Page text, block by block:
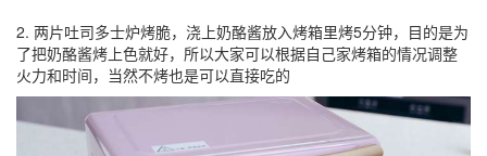
2. 两片吐司多士炉烤脆，浇上奶酪酱放入烤箱里烤5分钟，目的是为
了把奶酪酱烤上色就好，所以大家可以根据自己家烤箱的情况调整
火力和时间，当然不烤也是可以直接吃的